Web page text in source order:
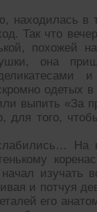
находилась
Так что
похожей
она
одетых
выпить «За
для того,
На
изучать
и потчуя
его